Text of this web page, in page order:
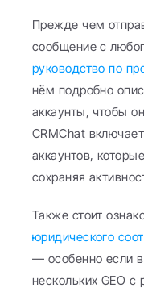
Прежде чем
руководство по
нём подробно
аккаунты, чтобы
CRMChat
аккаунтов,
сохраняя
Также стоит
юридического
— особенно если
нескольких GEO